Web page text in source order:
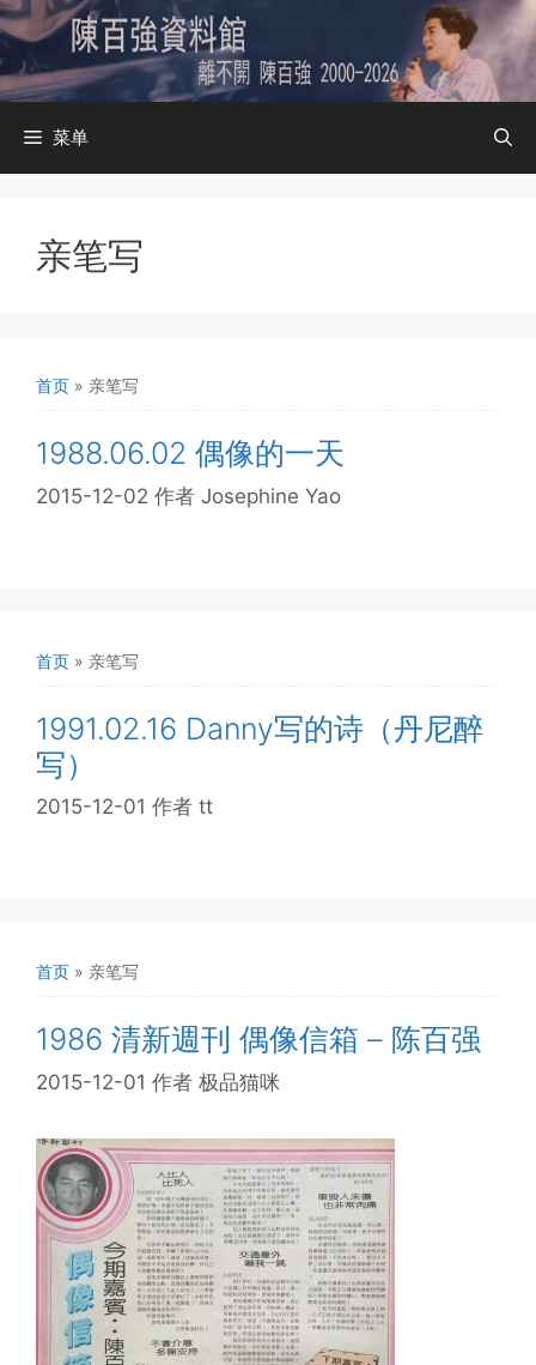
跳
至
内
容
菜单
亲笔写
首页 » 亲笔写
1988.06.02 偶像的一天
2015-12-02 作者 Josephine Yao
首页 » 亲笔写
1991.02.16 Danny写的诗（丹尼醉
写）
2015-12-01 作者 tt
首页 » 亲笔写
1986 清新週刊 偶像信箱 – 陈百强
2015-12-01 作者 极品猫咪